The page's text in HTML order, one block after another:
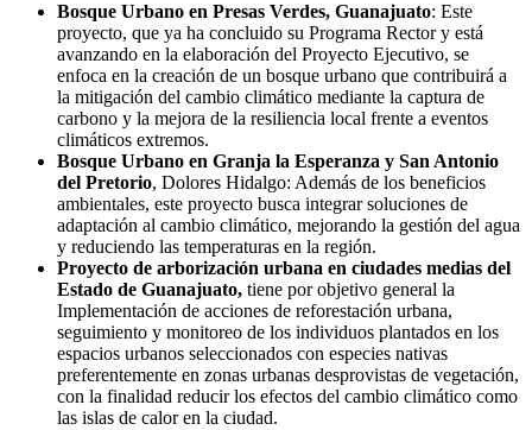
Bosque Urbano en Presas Verdes, Guanajuato: Este
proyecto, que ya ha concluido su Programa Rector y está
avanzando en la elaboración del Proyecto Ejecutivo, se
enfoca en la creación de un bosque urbano que contribuirá a
la mitigación del cambio climático mediante la captura de
carbono y la mejora de la resiliencia local frente a eventos
climáticos extremos.
Bosque Urbano en Granja la Esperanza y San Antonio
del Pretorio, Dolores Hidalgo: Además de los beneficios
ambientales, este proyecto busca integrar soluciones de
adaptación al cambio climático, mejorando la gestión del agua
y reduciendo las temperaturas en la región.
Proyecto de arborización urbana en ciudades medias del
Estado de Guanajuato, tiene por objetivo general la
Implementación de acciones de reforestación urbana,
seguimiento y monitoreo de los individuos plantados en los
espacios urbanos seleccionados con especies nativas
preferentemente en zonas urbanas desprovistas de vegetación,
con la finalidad reducir los efectos del cambio climático como
las islas de calor en la ciudad.